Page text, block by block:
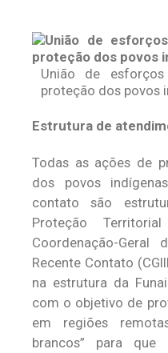
União de
proteção dos povos
Estrutura de
Todas as ações de
dos povos
contato são
Proteção
Coordenação-
Recente Contato
na estrutura da
com o objetivo de
em regiões
brancos” para